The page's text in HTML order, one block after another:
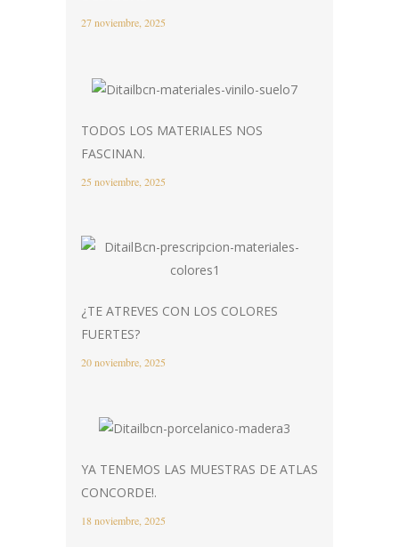
27 noviembre, 2025
TODOS LOS MATERIALES NOS
FASCINAN.
25 noviembre, 2025
¿TE ATREVES CON LOS COLORES
FUERTES?
20 noviembre, 2025
YA TENEMOS LAS MUESTRAS DE ATLAS
CONCORDE!.
18 noviembre, 2025